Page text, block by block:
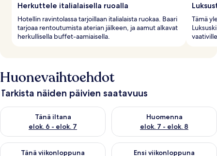
Herkuttele italialaisella ruoalla
Hotellin ravintolassa tarjoillaan italialaista ruokaa. Baari
tarjoaa rentoutumista aterian jälkeen, ja aamut alkavat
herkullisella buffet-aamiaisella.
Tämä
Huonevaihtoehdot
Tarkista näiden päivien saatavuus
Tänä iltana
elok. 6 - elok. 7
Tarkista tämän illan saatavuus elok. 6 - elok. 7
Huomenna
elok. 7 - elok. 8
Tarkista huomisen saatavuus
Tänä viikonloppuna
Tarkista tämän viikonlopun saatavuus elok. 7 - elok. 9
Ensi viikonloppuna
Tarkista ensi viikonlopun